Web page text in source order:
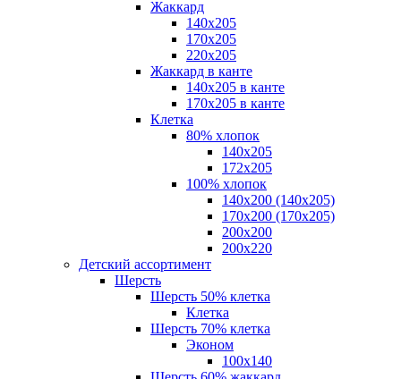
Жаккард
140x205
170х205
220х205
Жаккард в канте
140х205 в канте
170х205 в канте
Клетка
80% хлопок
140x205
172х205
100% хлопок
140x200 (140х205)
170x200 (170х205)
200х200
200х220
Детский ассортимент
Шерсть
Шерсть 50% клетка
Клетка
Шерсть 70% клетка
Эконом
100x140